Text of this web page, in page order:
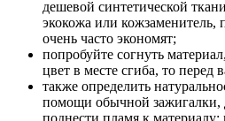
дешевой синтетической
экокожа или кожзаменитель,
очень часто экономят;
попробуйте согнуть
цвет в месте сгиба, то перед
также определить
помощи обычной зажигалки,